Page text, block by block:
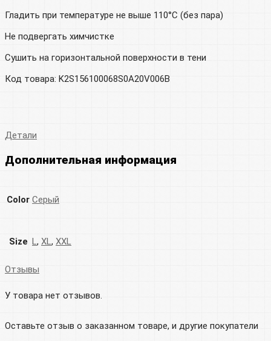
Гладить при температуре не выше 110°C (без пара)
Не подвергать химчистке
Сушить на горизонтальной поверхности в тени
Код товара: K2S156100068S0A20V006B
Детали
Дополнительная информация
Color Серый
Size L, XL, XXL
Отзывы
У товара нет отзывов.
Оставьте отзыв о заказанном товаре, и другие покупатели